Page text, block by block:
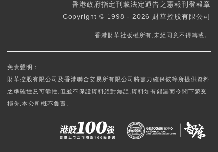
香港政府指定刊載法定通告之憲報刊登報章
Copyright © 1998 - 2026 財華控股有限公司
香港財華社版權所有,未經同意不得轉載。
免責聲明：
財華控股有限公司及香港聯合交易所有限公司將盡力確保彼等所提供資料
之準確性及可靠性,但並不保證資料絕對無誤,資料如有錯漏而令閣下蒙受
損失,本公司概不負責。